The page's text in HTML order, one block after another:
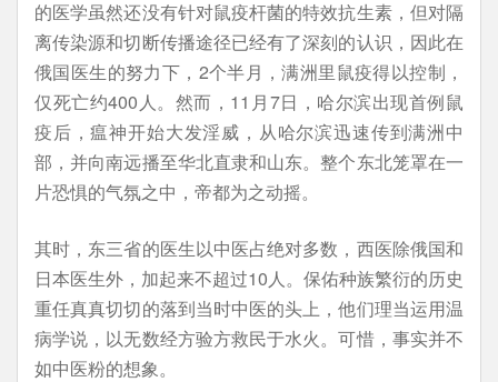
的医学虽然还没有针对鼠疫杆菌的特效抗生素，但对隔
离传染源和切断传播途径已经有了深刻的认识，因此在
俄国医生的努力下，2个半月，满洲里鼠疫得以控制，
仅死亡约400人。然而，11月7日，哈尔滨出现首例鼠
疫后，瘟神开始大发淫威，从哈尔滨迅速传到满洲中
部，并向南远播至华北直隶和山东。整个东北笼罩在一
片恐惧的气氛之中，帝都为之动摇。
其时，东三省的医生以中医占绝对多数，西医除俄国和
日本医生外，加起来不超过10人。保佑种族繁衍的历史
重任真真切切的落到当时中医的头上，他们理当运用温
病学说，以无数经方验方救民于水火。可惜，事实并不
如中医粉的想象。